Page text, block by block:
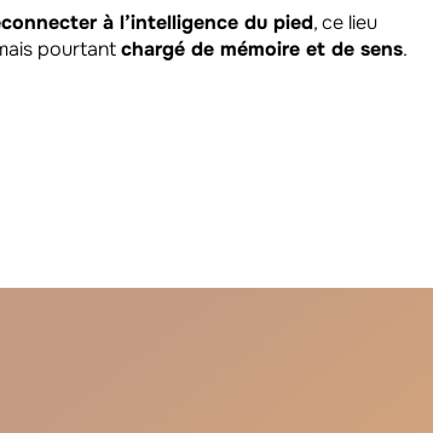
à l’intelligence du pied, ce lieu
pourtantchargé de mémoire et de sens.